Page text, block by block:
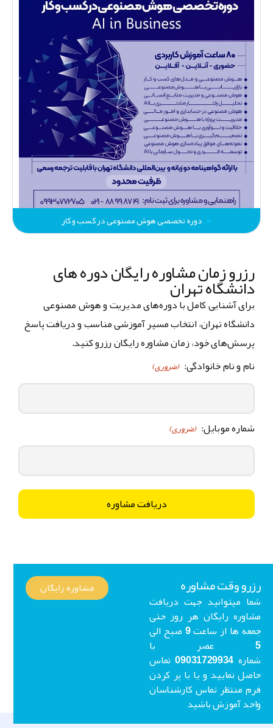
دوره تخصصی هوش مصنوعی در کسب و کار
رزرو زمان مشاوره رایگان دوره های
دانشگاه تهران
برای آشنایی کامل با دوره‌های مدیریت و هوش مصنوعی
دانشگاه تهران، انتخاب مسیر آموزشی مناسب و دریافت پاسخ
پرسش‌های خود، زمان مشاوره رایگان رزرو کنید.
نام و نام خانوادگی: (ضروری)
شماره موبایل: (ضروری)
وقت مشاوره
میتوانید جهت دریافت
رایگان هر روز حتی
جمعه ها از ساعت 9 صبح الی
5 عصر با
شماره 09031729934 تماس
نمایید و یا با پر کردن
منتظر تماس کارشناسان
آموزش باشید
مشاوره رایگان